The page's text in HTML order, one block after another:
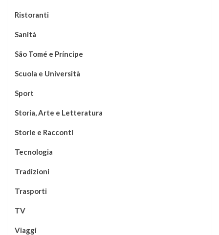
Ristoranti
Sanità
São Tomé e Príncipe
Scuola e Università
Sport
Storia, Arte e Letteratura
Storie e Racconti
Tecnologia
Tradizioni
Trasporti
TV
Viaggi